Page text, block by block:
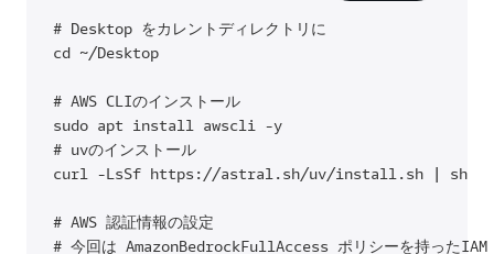
# Desktop をカレントディレクトリに
cd ~/Desktop
# AWS CLIのインストール
sudo apt install awscli -y
# uvのインストール
curl -LsSf https://astral.sh/uv/install.sh | sh
# AWS 認証情報の設定
# 今回は AmazonBedrockFullAccess ポリシーを持ったIAM